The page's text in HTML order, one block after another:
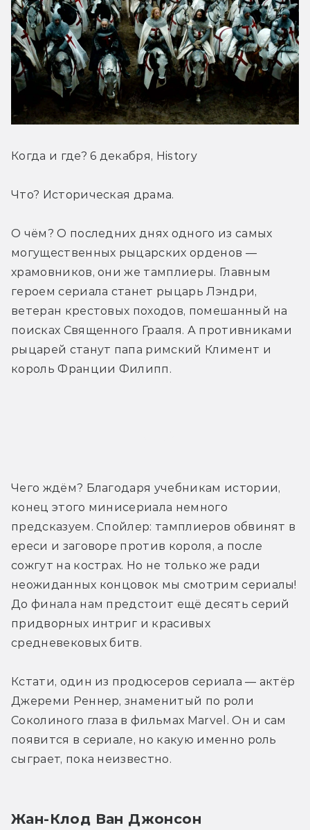
Когда и где? 6 декабря, History
Что? Историческая драма.
О чём? О последних днях одного из самых
могущественных рыцарских орденов —
храмовников, они же тамплиеры. Главным
героем сериала станет рыцарь Лэндри,
ветеран крестовых походов, помешанный на
поисках Священного Грааля. А противниками
рыцарей станут папа римский Климент и
король Франции Филипп.
Чего ждём? Благодаря учебникам истории,
конец этого минисериала немного
предсказуем. Спойлер: тамплиеров обвинят в
ереси и заговоре против короля, а после
сожгут на кострах. Но не только же ради
неожиданных концовок мы смотрим сериалы!
До финала нам предстоит ещё десять серий
придворных интриг и красивых
средневековых битв.
Кстати, один из продюсеров сериала — актёр
Джереми Реннер, знаменитый по роли
Соколиного глаза в фильмах Marvel. Он и сам
появится в сериале, но какую именно роль
сыграет, пока неизвестно.
Жан-Клод Ван Джонсон